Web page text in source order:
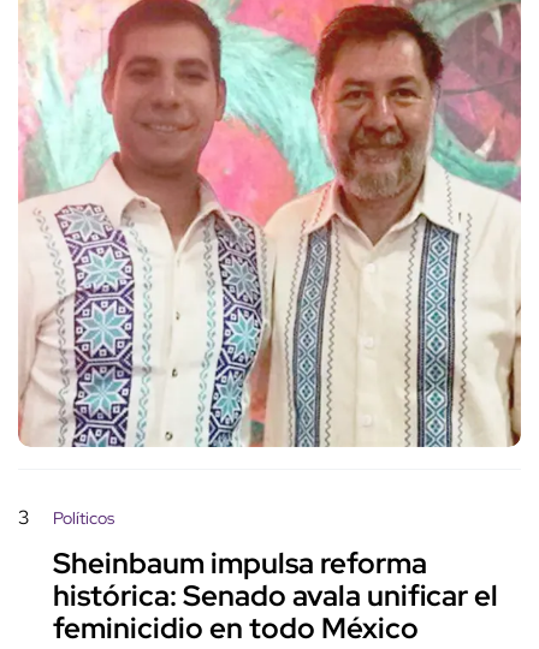
3 Políticos
Sheinbaum impulsa reforma
histórica: Senado avala unificar el
feminicidio en todo México